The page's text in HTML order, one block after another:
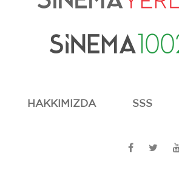
HAKKIMIZDA SSS